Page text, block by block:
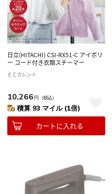
日立(HITACHI) CSI-RX51-C アイボリ
ー コード付き衣類スチーマー
ＥＣカレント
10,266 円 （税込）
積算 93 マイル (1倍)
カートに入れる